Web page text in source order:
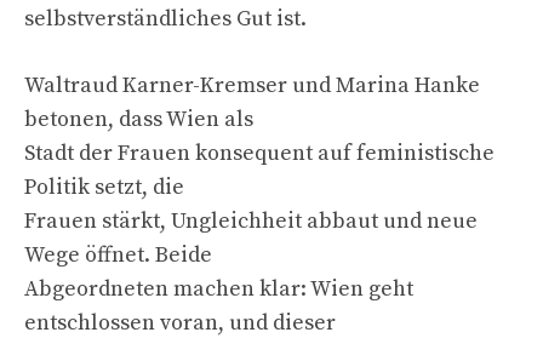
selbstverständliches Gut ist.
Waltraud Karner-Kremser und Marina Hanke
betonen, dass Wien als
Stadt der Frauen konsequent auf feministische
Politik setzt, die
Frauen stärkt, Ungleichheit abbaut und neue
Wege öffnet. Beide
Abgeordneten machen klar: Wien geht
entschlossen voran, und dieser